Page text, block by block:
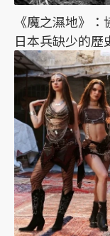
《魔之濕地》
日本兵缺少的歷